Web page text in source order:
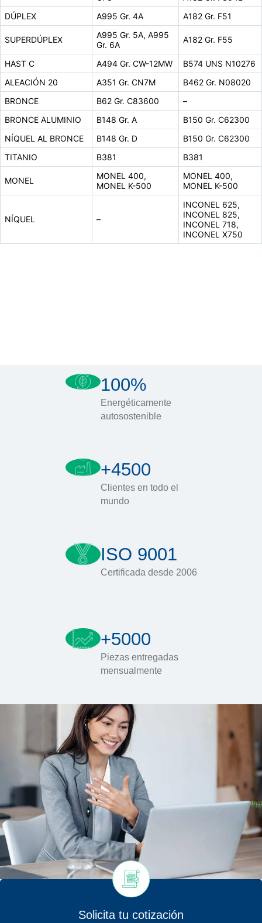
DÚPLEX
A995 Gr. 4A A182 Gr. F51
SUPERDÚPLEX
A995 Gr. 5A, A995
Gr. 6A
A182 Gr. F55
HAST C A494 Gr. CW-12MW
B574 UNS N10276
ALEACIÓN 20
A351 Gr. CN7M
B462 Gr. N08020
BRONCE
B62 Gr. C83600
–
BRONCE ALUMINIO
B148 Gr. A
B150 Gr. C62300
NÍQUEL AL BRONCE
B148 Gr. D
B150 Gr. C62300
TITANIO
B381 B381
MONEL
MONEL 400,
MONEL K-500
MONEL 400,
MONEL K-500
NÍQUEL –
INCONEL 625,
INCONEL 825,
INCONEL 718,
INCONEL X750
100%
Energéticamente
autosostenible
+4500
Clientes en todo el
mundo
ISO 9001
Certificada desde 2006
+5000
Piezas entregadas
mensualmente
Solicita tu cotización